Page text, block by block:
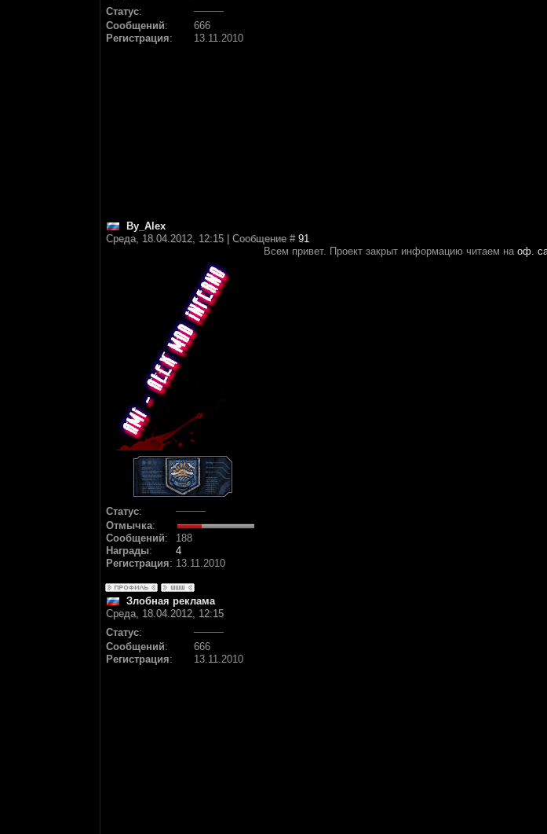
Статус:
Сообщений:
666
Регистрация: 13.11.2010
By_Alex
Среда, 18.04.2012, 12:15 | Сообщение # 91
Статус:
Отмычка:
Сообщений:
188
Награды:
4
Регистрация: 13.11.2010
Всем привет. Проект закрыт информацию читаем на оф.
Злобная реклама
Среда, 18.04.2012, 12:15
Статус:
Сообщений:
666
Регистрация: 13.11.2010